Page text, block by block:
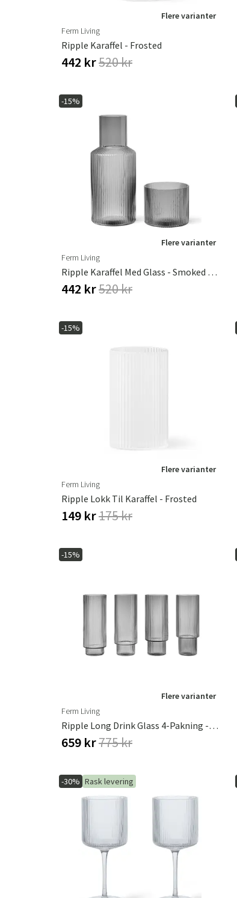
Flere varianter
Ferm Living
Ripple Karaffel - Frosted
442 kr520 kr
-15%
Flere varianter
Ferm Living
Ripple Karaffel Med Glass - Smoked Grey
442 kr520 kr
-15%
Flere varianter
Ferm Living
Ripple Lokk Til Karaffel - Frosted
149 kr175 kr
-15%
Flere varianter
Ferm Living
Ripple Long Drink Glass 4-Pakning - Smoked Grey
659 kr775 kr
-30% Rask levering